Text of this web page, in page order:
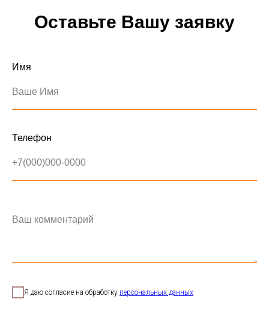
Оставьте Вашу заявку
Имя
Ваше Имя
Телефон
+7(000)000-0000
Ваш комментарий
Я даю согласие на обработку персональных данных